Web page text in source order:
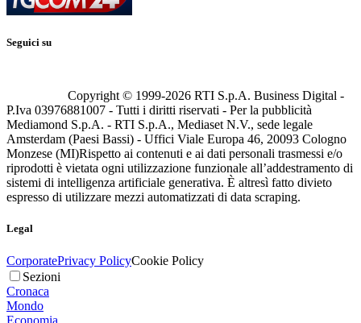
Seguici su
Copyright © 1999-2026 RTI S.p.A. Business Digital -
P.Iva 03976881007 - Tutti i diritti riservati - Per la pubblicità
Mediamond S.p.A. - RTI S.p.A., Mediaset N.V., sede legale
Amsterdam (Paesi Bassi) - Uffici Viale Europa 46, 20093 Cologno
Monzese (MI)Rispetto ai contenuti e ai dati personali trasmessi e/o
riprodotti è vietata ogni utilizzazione funzionale all’addestramento di
sistemi di intelligenza artificiale generativa. È altresì fatto divieto
espresso di utilizzare mezzi automatizzati di data scraping.
Legal
CorporatePrivacy PolicyCookie Policy
Sezioni
Cronaca
Mondo
Economia